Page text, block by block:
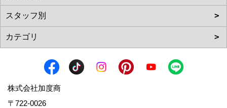
株式会社加度商
〒722-0026